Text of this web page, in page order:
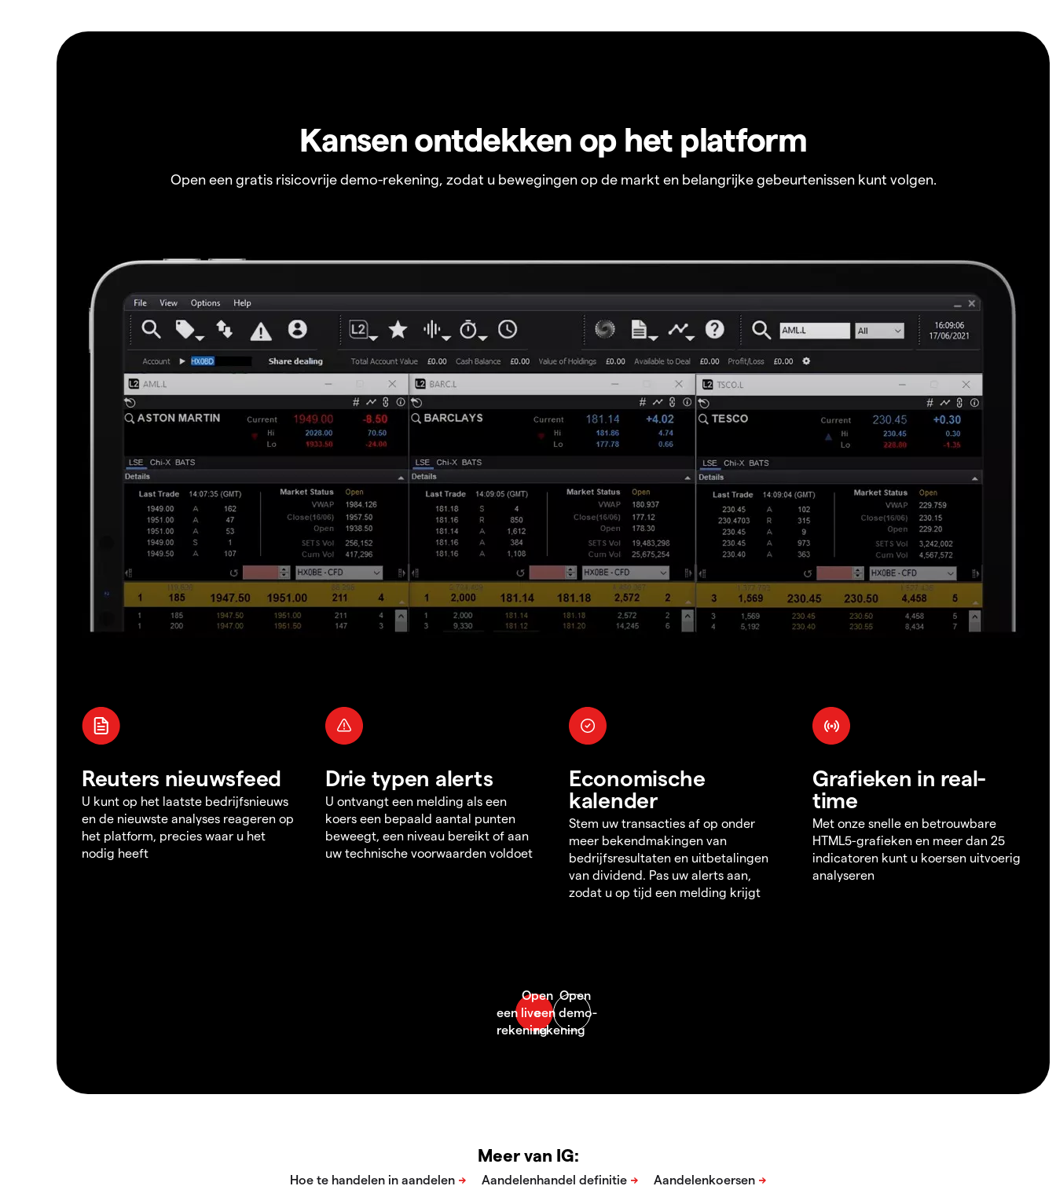
Kansen ontdekken op het platform
Open een gratis risicovrije demo-rekening, zodat u bewegingen op de markt en belangrijke gebeurtenissen kunt volgen.
Reuters nieuwsfeed
U kunt op het laatste bedrijfsnieuws
en de nieuwste analyses reageren op
het platform, precies waar u het
nodig heeft
Drie typen alerts
U ontvangt een melding als een
koers een bepaald aantal punten
beweegt, een niveau bereikt of aan
uw technische voorwaarden voldoet
Economische
kalender
Stem uw transacties af op onder
meer bekendmakingen van
bedrijfsresultaten en uitbetalingen
van dividend. Pas uw alerts aan,
zodat u op tijd een melding krijgt
Grafieken in real-
time
Met onze snelle en betrouwbare
HTML5-grafieken en meer dan 25
indicatoren kunt u koersen uitvoerig
analyseren
Meer van IG: